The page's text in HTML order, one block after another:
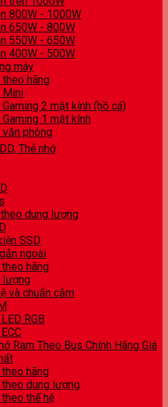
800W - 1000W
650W - 800W
550W - 650W
400W - 500W
máy
theo hãng
Mini
2 mặt kính (hồ cá)
Gaming 1 mặt kính
văn phòng
Thẻ nhớ
dung lượng
SSD
ngoài
theo hãng
lượng
và chuẩn cắm
RGB
Ram Theo Bus Chính Hãng Giá
theo hãng
theo dung lượng
theo thế hệ